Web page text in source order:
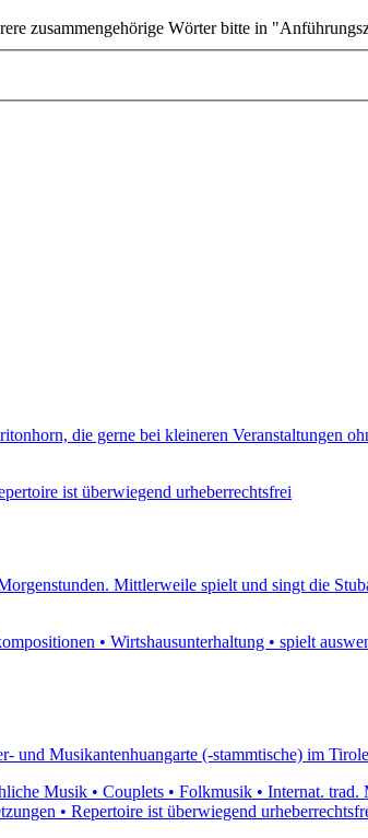
zusammengehörige Wörter bitte in
die gerne bei kleineren Veranstaltungen
ist überwiegend urheberrechtsfrei
Mittlerweile spielt und singt die
• Wirtshausunterhaltung • spielt
und Musikantenhuangarte (-stammtische) im
Musik • Couplets • Folkmusik • Internat.
• Repertoire ist überwiegend